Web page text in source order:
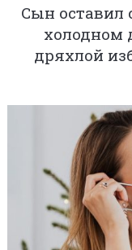
Сын оставил
холодном
дряхлой